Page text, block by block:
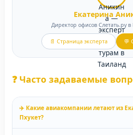
Екатерина
Директор офисов Слетать.ру в
📄 Страница эксперта 💬
❓ Часто задаваемые
✈️ Какие авиакомпании летают из
Пхукет?